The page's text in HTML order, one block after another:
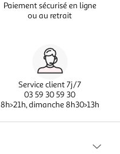
Paiement sécurisé en ligne
ou au retrait
Service client 7j/7
03 59 30 59 30
8h>21h, dimanche 8h30>13h